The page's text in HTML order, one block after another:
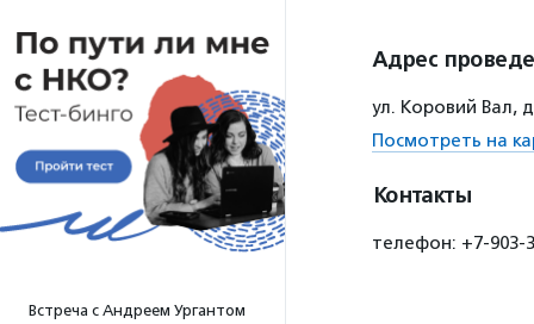
Встреча с Андреем Ургантом
Адрес
ул. Коровий Вал,
Посмотреть на
Контакты
телефон: +7-903-